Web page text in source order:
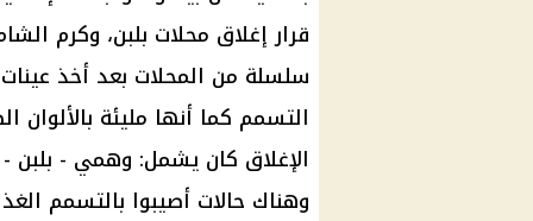
قرار إغلاق محلات بلبن، وكرم
سلسلة من المحلات بعد أخذ
التسمم كما أنها مليئة بالألوان
الإغلاق كان يشمل: وهمي - بلبن
وهناك حالات أصيبوا بالتسمم